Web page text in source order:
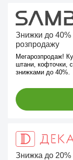
Знижки до 40%
розпродажу
Мегарозпродаж!
штани, кофточки,
знижками до 40%.
Знижка до 20%